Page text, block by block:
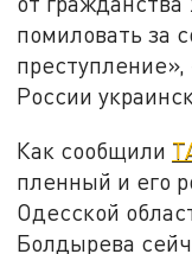
помиловать за
России
Как сообщили
пленный и его
Одесской
Болдырева